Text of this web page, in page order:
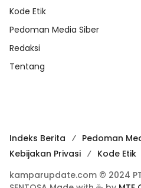
Kode Etik
Pedoman Media Siber
Redaksi
Tentang
Indeks Berita Pedoman
Kebijakan Privasi
Kode Etik
kamparupdate.com © 2024 PT